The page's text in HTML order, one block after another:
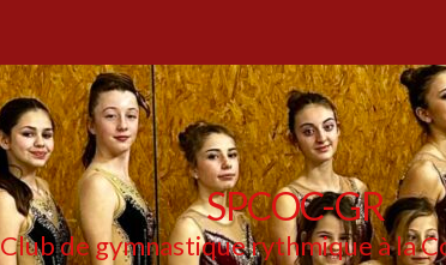
SPCOC-GR
Club de gymnastique rythmique à la